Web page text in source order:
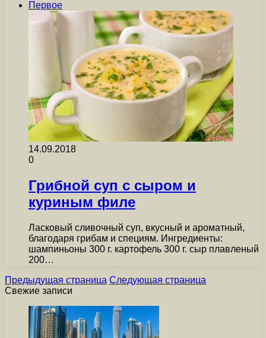
Первое
14.09.2018
0
Грибной суп с сыром и
куриным филе
Ласковый сливочный суп, вкусный и ароматный,
благодаря грибам и специям. Ингредиенты:
шампиньоны 300 г. картофель 300 г. сыр плавленый
200…
Предыдущая страница Следующая страница
Свежие записи